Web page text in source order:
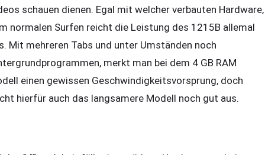
schauen dienen. Egal mit welcher verbauten Hardware,
normalen Surfen reicht die Leistung des 1215B allemal
Mit mehreren Tabs und unter Umständen noch
merkt man bei dem 4 GB RAM
einen gewissen Geschwindigkeitsvorsprung, doch
hierfür auch das langsamere Modell noch gut aus.